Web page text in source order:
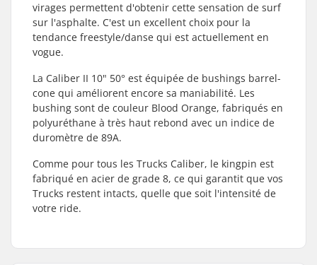
virages permettent d'obtenir cette sensation de surf
sur l'asphalte. C'est un excellent choix pour la
tendance freestyle/danse qui est actuellement en
vogue.
La Caliber II 10" 50° est équipée de bushings barrel-
cone qui améliorent encore sa maniabilité. Les
bushing sont de couleur Blood Orange, fabriqués en
polyuréthane à très haut rebond avec un indice de
duromètre de 89A.
Comme pour tous les Trucks Caliber, le kingpin est
fabriqué en acier de grade 8, ce qui garantit que vos
Trucks restent intacts, quelle que soit l'intensité de
votre ride.